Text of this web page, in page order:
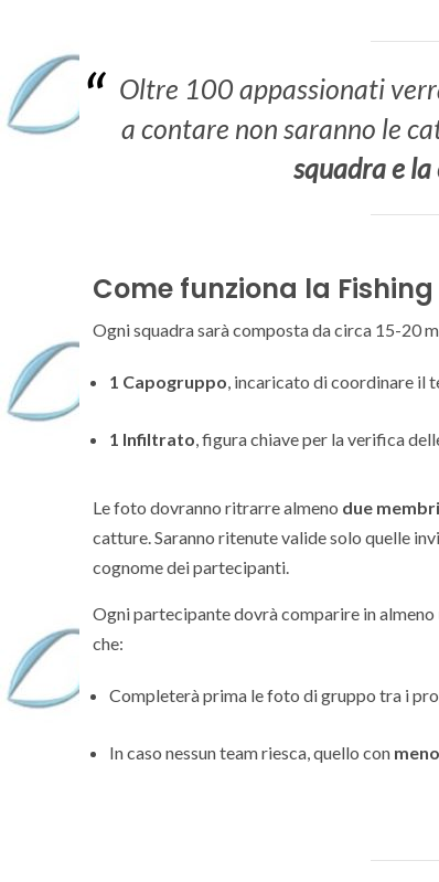
Oltre 100 appassionati
a contare non saranno le
squadra e
Come funziona la
Ogni squadra sarà composta da circa 15-20
1 Capogruppo, incaricato di coordinare il
1 Infiltrato, figura chiave per la verifica
Le foto dovranno ritrarre almeno due
catture. Saranno ritenute valide solo quelle
cognome dei partecipanti.
Ogni partecipante dovrà comparire in almeno
che:
Completerà prima le foto di gruppo tra i
In caso nessun team riesca, quello con